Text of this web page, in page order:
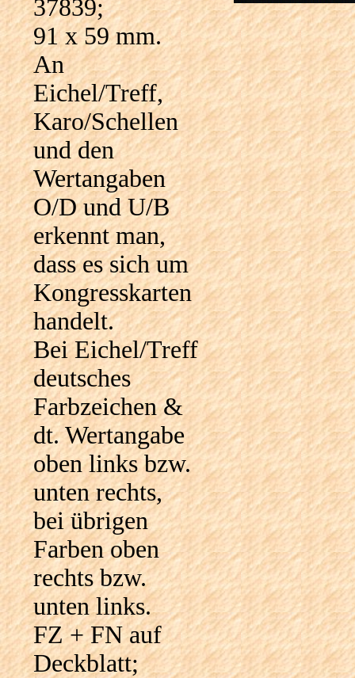
37839;
91 x 59 mm.
An
Eichel/Treff,
Karo/Schellen
und den
Wertangaben
O/D und U/B
erkennt man,
dass es sich um
Kongresskarten
handelt.
Bei Eichel/Treff
deutsches
Farbzeichen &
dt. Wertangabe
oben links bzw.
unten rechts,
bei übrigen
Farben oben
rechts bzw.
unten links.
FZ + FN auf
Deckblatt;